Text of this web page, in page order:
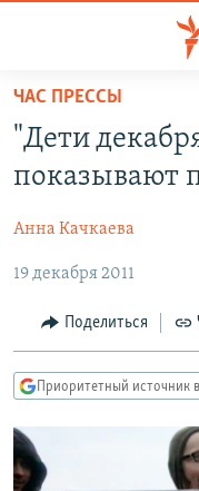
упрощенного
доступа
основному
Вернутся
главной
навигации
Вернутся
поиску
ПРОГРАММЫ
ПОДКАСТЫ
ЦИТАТЫ СВОБОДЫ
МНЕНИЯ
КУЛЬТУРА
IDEL.РЕАЛИИ
КАВКАЗ.РЕАЛИИ
СЕВЕР.РЕАЛИИ
СИБИРЬ.РЕАЛИИ
ЧАС ПРЕССЫ
"Дети
показывают
Анна Качкаева
19 декабря 2011
Поделиться
Приоритетный источник